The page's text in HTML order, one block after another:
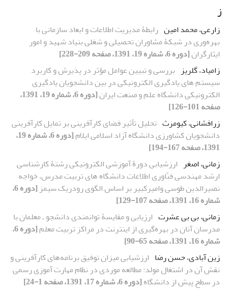
ز
زارعی، محمد امین رابطۀ مدیریت اطلاعات و ابعاد سازمانی با
بهره‌وری در شبکۀ مشاوران تحصیلی و شغلی بنیاد شهید و امور
ایثارگران[دوره 6، شماره 19، 1391، صفحه 209-228]
زامیاد، گلریز بررسی و تبیین عوامل مؤثر در پذیرش و کاربرد
سیستم های یادگیری الکترونیکی در بین دانشجویان یادگیری
الکترونیکی دانشگاه علم و صنعت ایران
[دوره 6، شماره 19، 1391،
صفحه 101-126]
زرافشانی، کیومرث تحلیل تأثیر فضای کارآفرینی بر تمایل کارآفرینی
دانشجویان کشاورزی دانشگاه آزاد اسلامی ایلام
[دوره 6، شماره 19،
1391، صفحه 167-194]
زمانی، اصغر ارزشیابی دورۀ آموزشی الکترونیکی رشتۀ کارشناسی
ارشد مهندسی فنّاوری اطلاعات دانشگاه‏ های تربیت مدرس، خواجه
نصیرالدین طوسی وامیرکبیر بر اساس الگوی رودریک سیمز
[دوره 6،
شماره 16، 1391، صفحه 107-129]
زمانی، بی بی عشرت ارزیابی و مقایسۀ توانمندی دانشجو ـ معلمان با
مدرسان آنان در بهره‌گیری از اینترنت در مراکز تربیت معلم
[دوره 6،
شماره 16، 1391، صفحه 65-90]
زین آبادی، حسن رضا ارزشیابی میزان توفیق برنامه‌های کارآفرینی و
نقش آن در اشتغال مولد: مطالعه موردی در نظام مهارت آموزی رسمی
در سطح پیش از دانشگاه[دوره 6، شماره 17، 1391، صفحه 1-24]